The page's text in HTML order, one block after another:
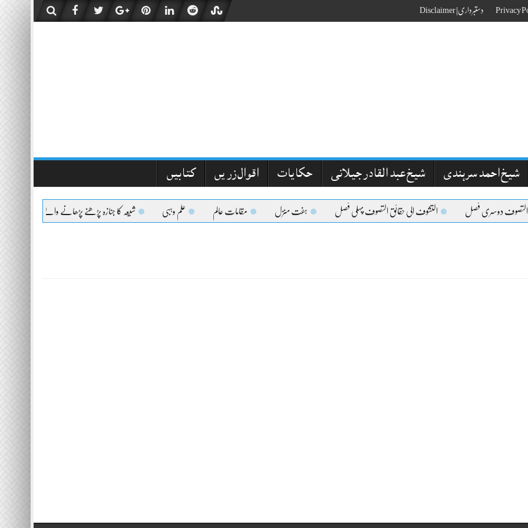
دستبرداری| Disclaimer
شیخ احمد سرہندی شیخ عبد القادر جیلانی حکایات اقوال زریں کتابیں
دوسری فصل التشوف الی حقائق التصوف پہلی فصل ہفت منزل مقامات عالم علم وہبی شیعہ کا جنازہ پڑھنے پڑھانے والےکیلئے اعلیٰحضرت